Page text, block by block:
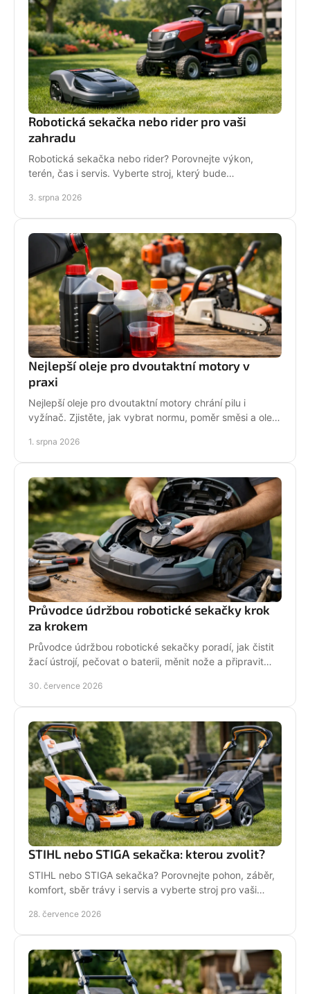
Robotická sekačka nebo rider pro vaši
zahradu
Robotická sekačka nebo rider? Porovnejte výkon,
terén, čas i servis. Vyberte stroj, který bude
sezónu.
3. srpna 2026
Nejlepší oleje pro dvoutaktní motory v
praxi
Nejlepší oleje pro dvoutaktní motory chrání pilu i
vyžínač. Zjistěte, jak vybrat normu, poměr směsi a olej
1. srpna 2026
Průvodce údržbou robotické sekačky krok
za krokem
Průvodce údržbou robotické sekačky poradí, jak čistit
žací ústrojí, pečovat o baterii, měnit nože a připravit
30. července 2026
STIHL nebo STIGA sekačka: kterou zvolit?
STIHL nebo STIGA sekačka? Porovnejte pohon, záběr,
komfort, sběr trávy i servis a vyberte stroj pro vaši
28. července 2026